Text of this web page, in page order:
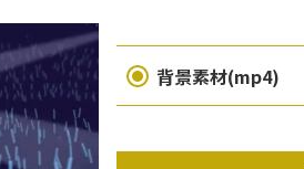
背景素材(mp4)